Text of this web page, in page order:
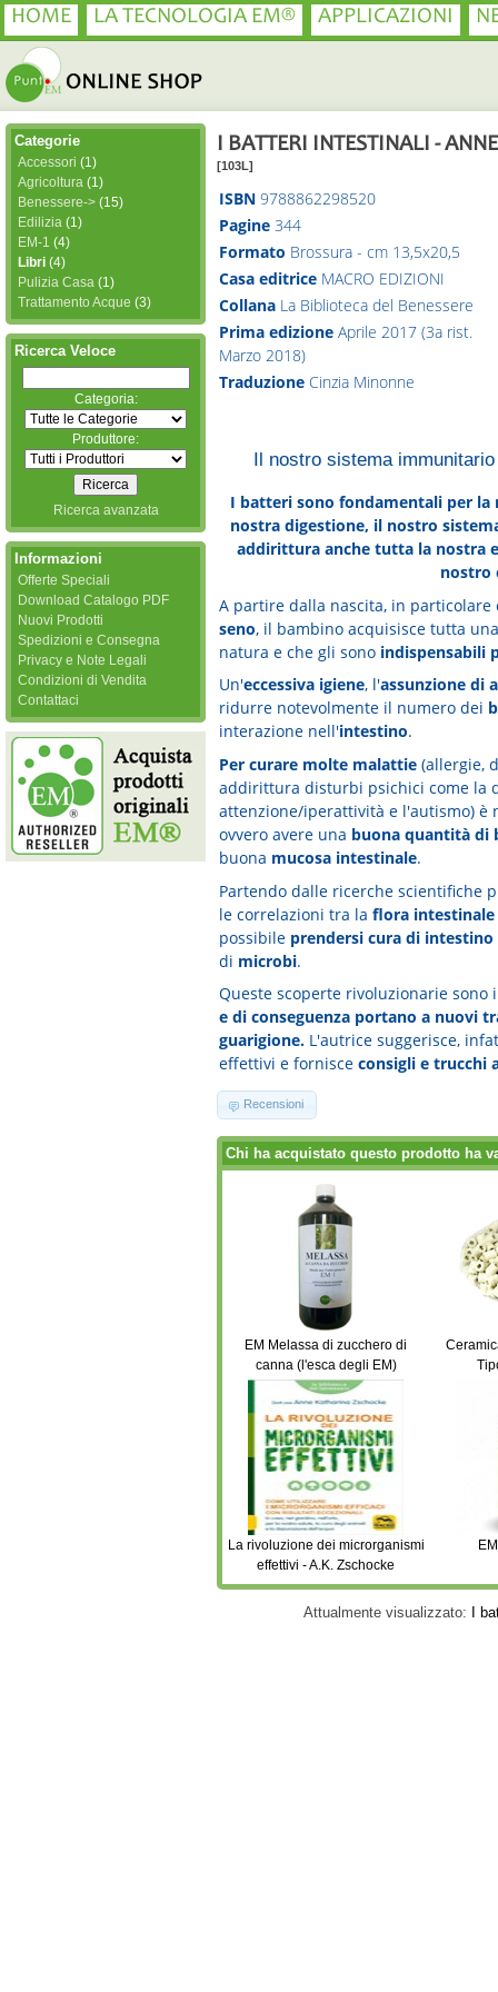
HOME LA TECNOLOGIA EM® APPLICAZIONI
I BATTERI INTESTINALI -
[103L]
ISBN 9788862298520
Pagine 344
Formato Brossura - cm 13,5x20,5
Casa editrice MACRO EDIZIONI
Collana La Biblioteca del Benessere
Prima edizione Aprile 2017 (3a rist.
Marzo 2018)
Traduzione Cinzia Minonne
Il nostro sistema
I batteri sono fondamentali per la
nostra digestione, il nostro
addirittura anche tutta la nostra
nostro
A partire dalla nascita, in
seno, il bambino acquisisce tutta
natura e che gli sono indispensabili
Un'eccessiva igiene, l'assunzione di
ridurre notevolmente il numero dei
interazione nell'intestino.
Per curare molte malattie (allergie,
addirittura disturbi psichici come la
attenzione/iperattività e l'autismo) è
ovvero avere una buona quantità di
buona mucosa intestinale.
Partendo dalle ricerche scientifiche
le correlazioni tra la flora intestinale
possibile prendersi cura di intestino
di microbi.
Queste scoperte rivoluzionarie
e di conseguenza portano a nuovi
guarigione. L'autrice suggerisce,
effettivi e fornisce consigli e trucchi
Recensioni
Chi ha acquistato questo prodotto ha
EM Melassa di zucchero di
canna (l'esca degli EM)
La rivoluzione dei microrganismi
effettivi - A.K. Zschocke
Attualmente visualizzato: I
Categorie
Accessori (1)
Agricoltura (1)
Benessere-> (15)
Edilizia (1)
EM-1 (4)
Libri (4)
Pulizia Casa (1)
Trattamento Acque (3)
Ricerca Veloce
Categoria:
Produttore:
Ricerca avanzata
Informazioni
Offerte Speciali
Download Catalogo PDF
Nuovi Prodotti
Spedizioni e Consegna
Privacy e Note Legali
Condizioni di Vendita
Contattaci